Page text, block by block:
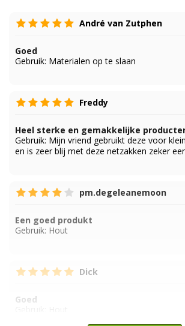
André van Zutphen
Goed
Gebruik: Materialen op te slaan
Freddy
Heel sterke en gemakkelijke
Gebruik: Mijn vriend gebruikt deze voor
en is zeer blij met deze netzakken zeker
pm.degeleanemoon
Een goed produkt
Gebruik: Hout
Dick
Goed